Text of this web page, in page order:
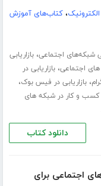
،کتاب‌های آموزش
شبکه‌های اجتماعی،بازاریابی
اجتماعی،بازاریابی در
،بازاریابی در فیس بوک،
کسب و کار در شبکه های
دانلود کتاب
شبکه‌های اجتماعی برای